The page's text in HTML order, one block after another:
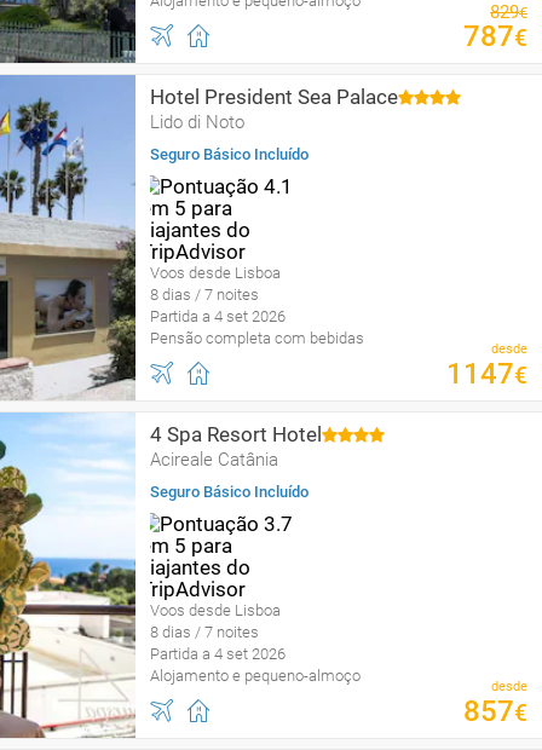
829€
787€
Hotel President Sea Palace
Lido di Noto
Seguro Básico Incluído
Voos desde Lisboa
8 dias / 7 noites
Partida a 4 set 2026
Pensão completa com bebidas
desde
1147€
4 Spa Resort Hotel
Acireale Catânia
Seguro Básico Incluído
Voos desde Lisboa
8 dias / 7 noites
Partida a 4 set 2026
Alojamento e pequeno-almoço
desde
857€